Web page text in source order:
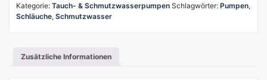
Kategorie: Tauch- & Schmutzwasserpumpen Schlagwörter: Pumpen,
Schläuche, Schmutzwasser
Zusätzliche Informationen